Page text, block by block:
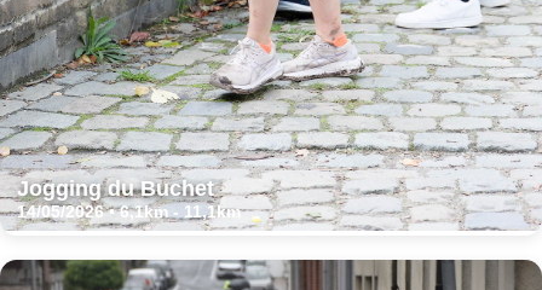
Jogging du Buchet
14/05/2026 • 6,1km - 11,1km